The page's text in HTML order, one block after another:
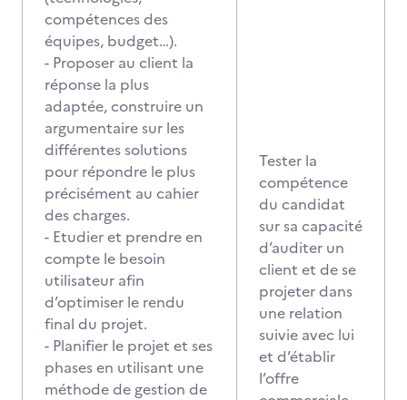
compétences des
équipes, budget…).
- Proposer au client la
réponse la plus
adaptée, construire un
argumentaire sur les
différentes solutions
pour répondre le plus
précisément au cahier
des charges.
- Etudier et prendre en
compte le besoin
utilisateur afin
d’optimiser le rendu
final du projet.
- Planifier le projet et ses
phases en utilisant une
méthode de gestion de
Tester la
compétence
du candidat
sur sa capacité
d’auditer un
client et de se
projeter dans
une relation
suivie avec lui
et d’établir
l’offre